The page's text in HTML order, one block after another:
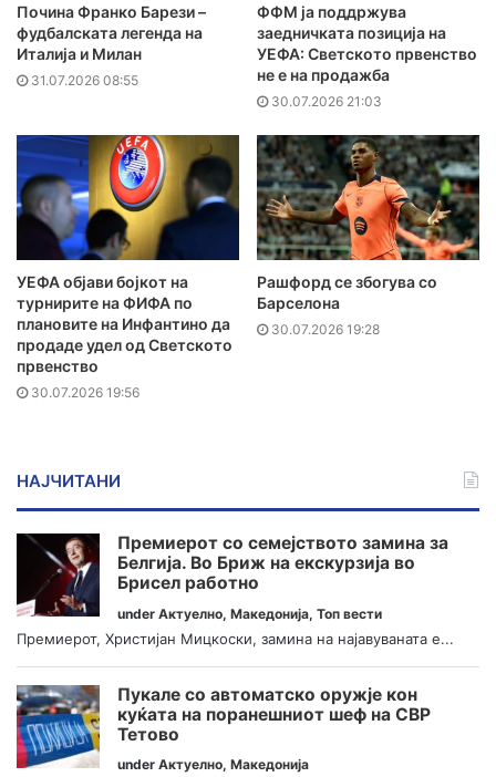
Почина Франко Барези –
фудбалската легенда на
Италија и Милан
31.07.2026 08:55
ФФМ ја поддржува
заедничката позиција на
УЕФА: Светското првенство
не е на продажба
30.07.2026 21:03
УЕФА објави бојкот на
турнирите на ФИФА по
плановите на Инфантино да
продаде удел од Светското
првенство
30.07.2026 19:56
Рашфорд се збогува со
Барселона
30.07.2026 19:28
НАЈЧИТАНИ
Премиерот со семејството замина за
Белгија. Во Бриж на екскурзија во
Брисел работно
under Актуелно, Македонија, Топ вести
Премиерот, Христијан Мицкоски, замина на најавуваната е...
Пукале со автоматско оружје кон
куќата на поранешниот шеф на СВР
Тетово
under Актуелно, Македонија